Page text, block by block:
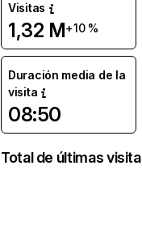
Visitas
1,32 M+10 %
Duración media de la
visita
08:50
Total de últimas